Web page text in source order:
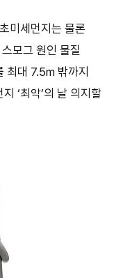
미세먼지는 물론
모그 원인 물질
최대 7.5m 밖까지
‘최악’의 날 의지할